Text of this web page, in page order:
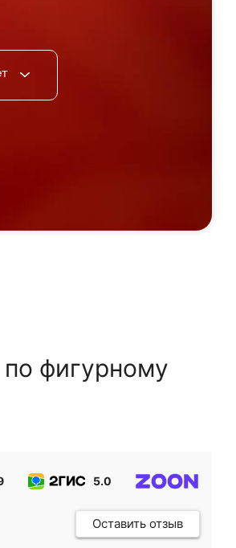
фигурному
5.0
Оставить отзыв